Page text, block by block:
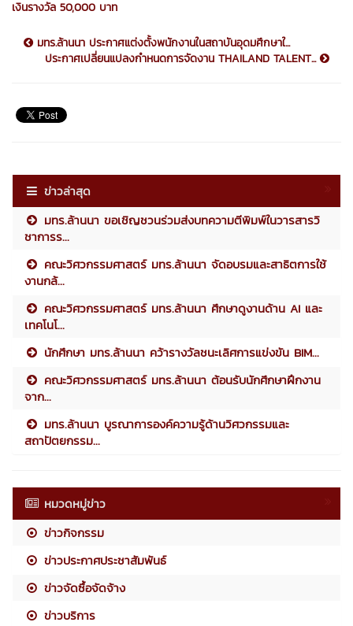
เงินรางวัล 50,000 บาท
มทร.ล้านนา ประกาศแต่งตั้งพนักงานในสถาบันอุดมศึกษาใ...
ประกาศเปลี่ยนแปลงกำหนดการจัดงาน THAILAND TALENT...
ข่าวล่าสุด
มทร.ล้านนา ขอเชิญชวนร่วมส่งบทความตีพิมพ์ในวารสารวิ
ชาการร...
คณะวิศวกรรมศาสตร์ มทร.ล้านนา จัดอบรมและสาธิตการใช้
งานกล้...
คณะวิศวกรรมศาสตร์ มทร.ล้านนา ศึกษาดูงานด้าน AI และ
เทคโนโ...
นักศึกษา มทร.ล้านนา คว้ารางวัลชนะเลิศการแข่งขัน BIM...
คณะวิศวกรรมศาสตร์ มทร.ล้านนา ต้อนรับนักศึกษาฝึกงาน
จาก...
มทร.ล้านนา บูรณาการองค์ความรู้ด้านวิศวกรรมและ
สถาปัตยกรรม...
หมวดหมู่ข่าว
ข่าวกิจกรรม
ข่าวประกาศประชาสัมพันธ์
ข่าวจัดซื้อจัดจ้าง
ข่าวบริการ